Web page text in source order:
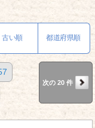
古い順 都道府県順
次の 20 件